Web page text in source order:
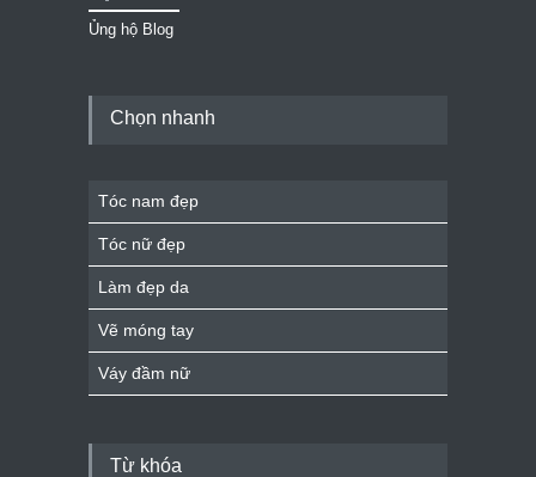
Ủng hộ Blog
Chọn nhanh
Tóc nam đẹp
Tóc nữ đẹp
Làm đẹp da
Vẽ móng tay
Váy đầm nữ
Từ khóa